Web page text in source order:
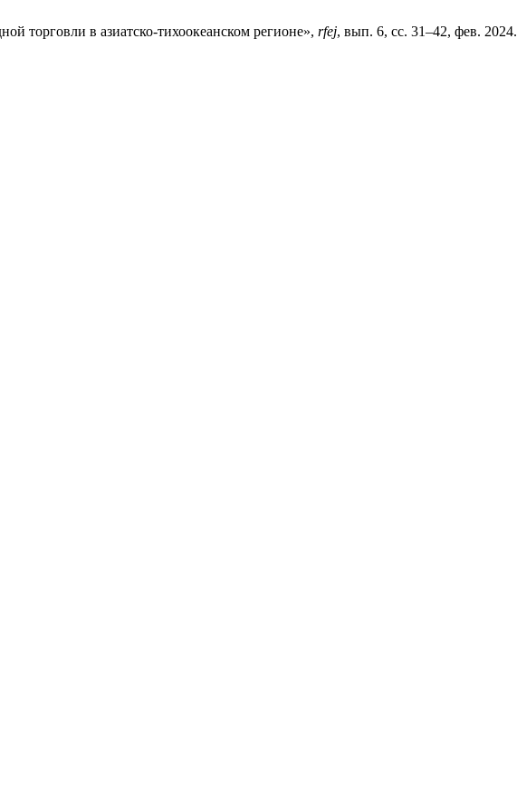
торговли в азиатско-тихоокеанском регионе», rfej, вып. 6, сс. 31–42, фев. 2024.